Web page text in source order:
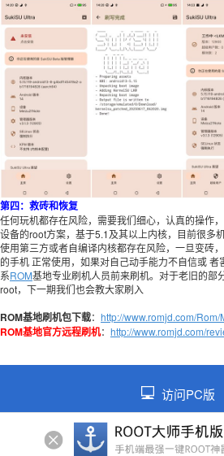
第四：救砖和恢复
任何玩机都存在风险，需要我们细心，认真的操作
设备的root方案，基于5.1及其以上内核，目前很多
使用第三方或者自编译内核都存在风险，一旦变砖
的手机 正常使用，如果对自己动手能力不自信或
系ROM基地专业刷机人员前来刷机。对于老旧的部
root，下一期我们也会教大家刷入
ROM基地刷机包下载： http://www.romjd.com/
ROM基地官方远程刷机： http://www.romjd.com/
访问PC版
©2026 皖ICP备